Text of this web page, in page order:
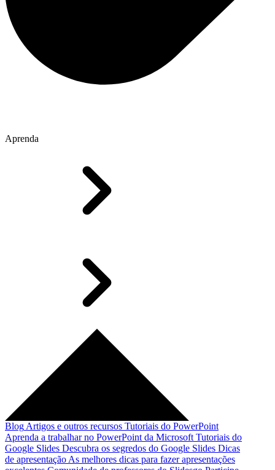
Aprenda
Blog Artigos e outros recursos Tutoriais do PowerPoint
Aprenda a trabalhar no PowerPoint da Microsoft Tutoriais do
Google Slides Descubra os segredos do Google Slides Dicas
de apresentação As melhores dicas para fazer apresentações